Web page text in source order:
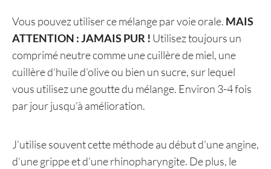
Vous pouvez utiliser ce mélange par voie orale. MAIS
ATTENTION : JAMAIS PUR ! Utilisez toujours un
comprimé neutre comme une cuillère de miel, une
cuillère d’huile d’olive ou bien un sucre, sur lequel
vous utilisez une goutte du mélange. Environ 3-4 fois
par jour jusqu’à amélioration.
J’utilise souvent cette méthode au début d’une angine,
d’une grippe et d’une rhinopharyngite. De plus, le